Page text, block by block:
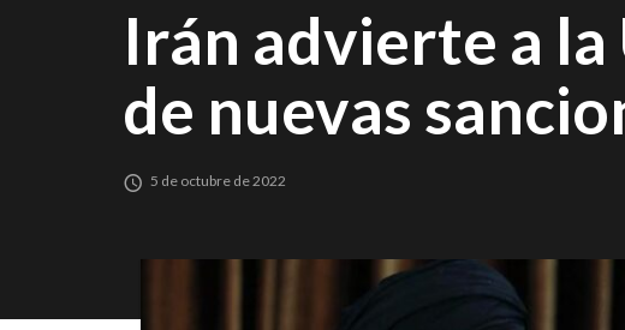
Irán advierte a
de nuevas
5 de octubre de 2022